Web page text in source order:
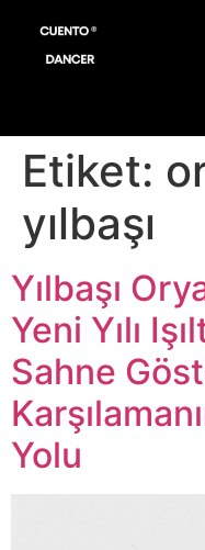
Etiket:
yılbaşı
Yılbaşı
Yeni Yılı
Sahne
Yolu